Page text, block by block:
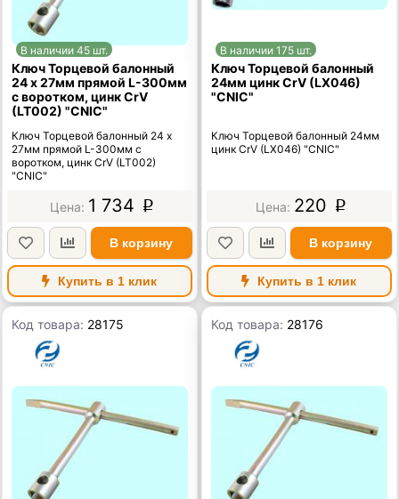
В наличии 45 шт.
Ключ Торцевой балонный
24 х 27мм прямой L-300мм
с воротком, цинк CrV
(LT002) "CNIC"
Ключ Торцевой балонный 24 х
27мм прямой L-300мм с
воротком, цинк CrV (LT002)
"CNIC"
1 734 p
В корзину
Купить в 1 клик
В наличии 175 шт.
Ключ Торцевой балонный
24мм цинк CrV (LX046)
"CNIC"
Ключ Торцевой балонный 24мм
цинк CrV (LX046) "CNIC"
220 p
В корзину
Купить в 1 клик
Код товара: 28175 Код товара: 28176